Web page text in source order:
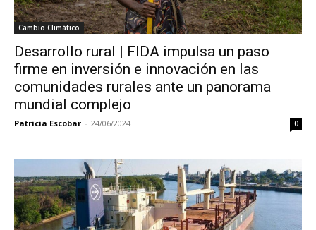
Cambio Climático
Desarrollo rural | FIDA impulsa un paso
firme en inversión e innovación en las
comunidades rurales ante un panorama
mundial complejo
Patricia Escobar - 24/06/2024 0